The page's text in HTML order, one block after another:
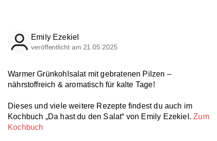
Emily Ezekiel
veröffentlicht am 21.05.2025
Warmer Grünkohlsalat mit gebratenen Pilzen –
nährstoffreich & aromatisch für kalte Tage!
Dieses und viele weitere Rezepte findest du auch im
Kochbuch „Da hast du den Salat“ von Emily Ezekiel.Zum
Kochbuch